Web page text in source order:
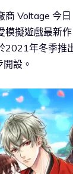
商 Voltage 今
模擬遊戲最新
2021年冬季推
設。